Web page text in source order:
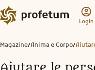
Login
Magazine/Anima e Corpo/